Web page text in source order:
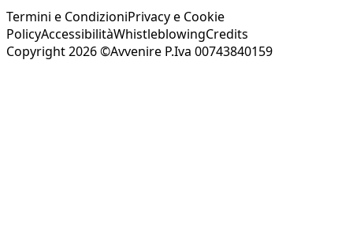
Termini e CondizioniPrivacy e Cookie
PolicyAccessibilitàWhistleblowingCredits
Copyright 2026 ©Avvenire P.Iva 00743840159